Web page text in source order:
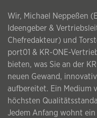
Wir, Michael Neppeßen
Ideengeber &
Chefredakteur) und
port01 & KR-ONE-
bieten, was Sie an der
neuen Gewand,
aufbereitet. Ein Medium
höchsten
Jedem Anfang wohnt